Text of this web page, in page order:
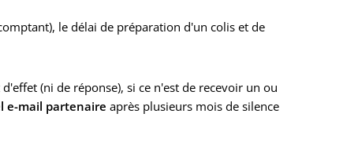
le délai de préparation d'un colis et de
(ni de réponse), si ce n'est de recevoir un ou
e-mail partenaire après plusieurs mois de silence